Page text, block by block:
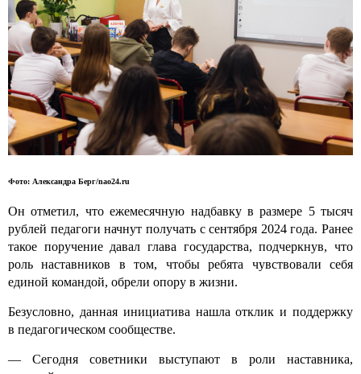
Фото: Александра Берг/nao24.ru
Он отметил, что ежемесячную надбавку в размере 5 тысяч
рублей педагоги начнут получать с сентября 2024 года. Ранее
такое поручение давал глава государства, подчеркнув, что
роль наставников в том, чтобы ребята чувствовали себя
единой командой, обрели опору в жизни.
Безусловно, данная инициатива нашла отклик и поддержку
в педагогическом сообществе.
— Сегодня советники выступают в роли наставника,